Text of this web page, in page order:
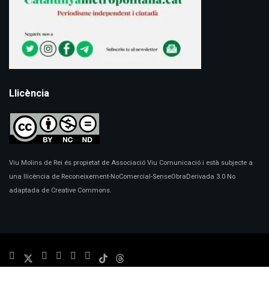
Llicència
Viu Molins de Rei és propietat de Associació Viu Comunicació i està subjecte a
una llicència de Reconeixement-NoComercial-SenseObraDerivada 3.0 No
adaptada de Creative Commons.